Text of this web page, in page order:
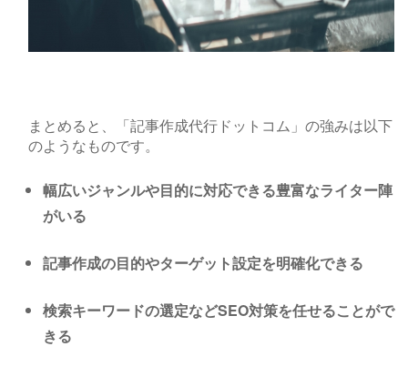
まとめると、「記事作成代行ドットコム」の強みは以下
のようなものです。
幅広いジャンルや目的に対応できる豊富なライター陣
がいる
記事作成の目的やターゲット設定を明確化できる
検索キーワードの選定などSEO対策を任せることがで
きる